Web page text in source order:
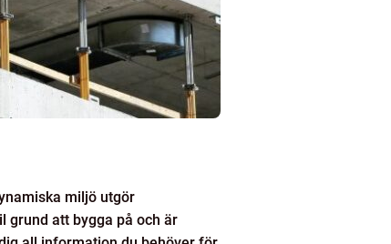
miljö utgör
grund att bygga på och är